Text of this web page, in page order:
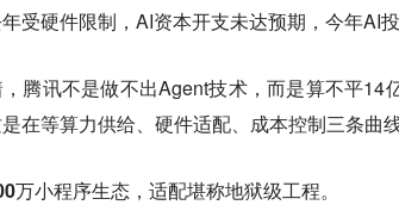
受硬件限制，AI资本开支未达预期，今年AI投
腾讯不是做不出Agent技术，而是算不平14
在等算力供给、硬件适配、成本控制三条曲线
万小程序生态，适配堪称地狱级工程。